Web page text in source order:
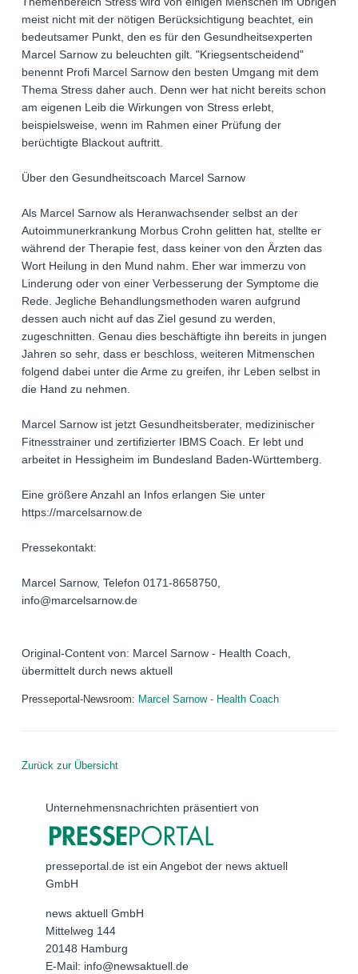
meist nicht mit der nötigen Berücksichtigung beachtet, ein
bedeutsamer Punkt, den es für den Gesundheitsexperten
Marcel Sarnow zu beleuchten gilt. "Kriegsentscheidend"
benennt Profi Marcel Sarnow den besten Umgang mit dem
Thema Stress daher auch. Denn wer hat nicht bereits schon
am eigenen Leib die Wirkungen von Stress erlebt,
beispielsweise, wenn im Rahmen einer Prüfung der
berüchtigte Blackout auftritt.
Über den Gesundheitscoach Marcel Sarnow
Als Marcel Sarnow als Heranwachsender selbst an der
Autoimmunerkrankung Morbus Crohn gelitten hat, stellte er
während der Therapie fest, dass keiner von den Ärzten das
Wort Heilung in den Mund nahm. Eher war immerzu von
Linderung oder von einer Verbesserung der Symptome die
Rede. Jegliche Behandlungsmethoden waren aufgrund
dessen auch nicht auf das Ziel gesund zu werden,
zugeschnitten. Genau dies beschäftigte ihn bereits in jungen
Jahren so sehr, dass er beschloss, weiteren Mitmenschen
folgend dabei unter die Arme zu greifen, ihr Leben selbst in
die Hand zu nehmen.
Marcel Sarnow ist jetzt Gesundheitsberater, medizinischer
Fitnesstrainer und zertifizierter IBMS Coach. Er lebt und
arbeitet in Hessigheim im Bundesland Baden-Württemberg.
Eine größere Anzahl an Infos erlangen Sie unter
https://marcelsarnow.de
Pressekontakt:
Marcel Sarnow, Telefon 0171-8658750,
info@marcelsarnow.de
Original-Content von: Marcel Sarnow - Health Coach,
übermittelt durch news aktuell
Presseportal-Newsroom: Marcel Sarnow - Health Coach
Zurück zur Übersicht
Unternehmensnachrichten präsentiert von
presseportal.de ist ein Angebot der news aktuell
GmbH
news aktuell GmbH
Mittelweg 144
20148 Hamburg
E-Mail: info@newsaktuell.de